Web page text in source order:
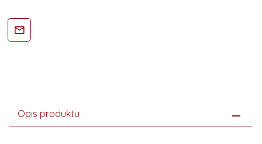
Opis produktu